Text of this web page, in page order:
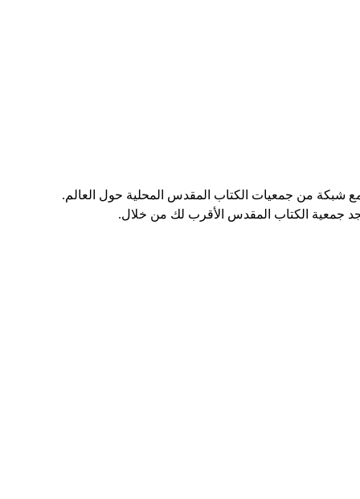
شبكة من جمعيات الكتاب المقدس المحلية حول العالم.
جمعية الكتاب المقدس الأقرب لك من خلال.